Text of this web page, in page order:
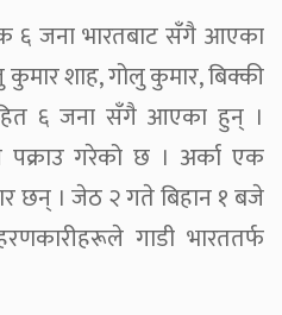
६ जना भारतबाट सँगै आएका
शाह, गोलु कुमार, बिक्की
६ जना सँगै आएका हुन् ।
पक्राउ गरेको छ । अर्का एक
छन् । जेठ २ गते बिहान १ बजे
गाडी भारततर्फ